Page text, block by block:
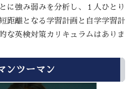
に強み弱みを分析し、１人ひとり
距離となる学習計画と自学学習計
な英検対策カリキュラムはありま
ンツーマン